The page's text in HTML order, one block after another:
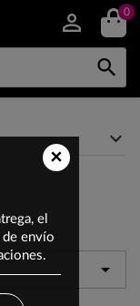
0


×
el
envío